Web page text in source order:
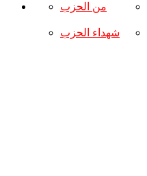
من الحزب
شهداء الحزب